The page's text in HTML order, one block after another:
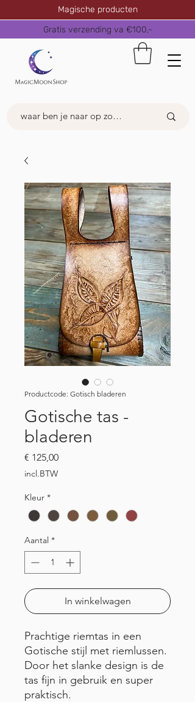
Magische producten
Gratis verzending va €100,-
Productcode: Gotisch bladeren
Gotische tas -
bladeren
€ 125,00Prijs
incl.BTW
Kleur *
Aantal *
In winkelwagen
Prachtige riemtas in een
Gotische stijl met riemlussen.
Door het slanke design is de
tas fijn in gebruik en super
praktisch.